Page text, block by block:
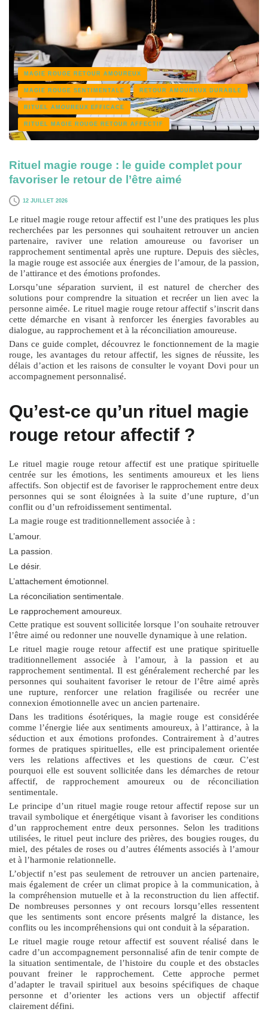
MAGIE ROUGE RETOUR AMOUREUX
MAGIE ROUGE SENTIMENTALE RETOUR AMOUREUX DURABLE
RITUEL AMOUREUX EFFICACE
RITUEL MAGIE ROUGE RETOUR AFFECTIF
Rituel magie rouge : le guide complet pour
favoriser le retour de l’être aimé
12 JUILLET 2026
Lerituel magie rouge retour affectif est l’une des pratiques les plus
recherchées par les personnes qui souhaitent retrouver un ancien
partenaire, raviver une relation amoureuse ou favoriser un
rapprochement sentimental après une rupture. Depuis des siècles,
la magie rouge est associée aux énergies de l’amour, de la passion,
de l’attirance et des émotions profondes.
Lorsqu’une séparation survient, il est naturel de chercher des
solutions pour comprendre la situation et recréer un lien avec la
personne aimée. Le rituel magie rouge retour affectif s’inscrit dans
cette démarche en visant à renforcer les énergies favorables au
dialogue, au rapprochement et à la réconciliation amoureuse.
Dans ce guide complet, découvrez le fonctionnement de la magie
rouge, les avantages du retour affectif, les signes de réussite, les
délais d’action et les raisons de consulter le voyant Dovi pour un
accompagnement personnalisé.
Qu’est-ce qu’un rituel magie
rouge retour affectif ?
Le rituel magie rouge retour affectif est une pratique spirituelle
centrée sur les émotions, les sentiments amoureux et les liens
affectifs. Son objectif est de favoriser le rapprochement entre deux
personnes qui se sont éloignées à la suite d’une rupture, d’un
conflit ou d’un refroidissement sentimental.
La magie rouge est traditionnellement associée à :
L’amour.
La passion.
Le désir.
L’attachement émotionnel.
La réconciliation sentimentale.
Le rapprochement amoureux.
Cette pratique est souvent sollicitée lorsque l’on souhaite retrouver
l’être aimé ou redonner une nouvelle dynamique à une relation.
Le rituel magie rouge retour affectif est une pratique spirituelle
traditionnellement associée à l’amour, à la passion et au
rapprochement sentimental. Il est généralement recherché par les
personnes qui souhaitent favoriser le retour de l’être aimé après
une rupture, renforcer une relation fragilisée ou recréer une
connexion émotionnelle avec un ancien partenaire.
Dans les traditions ésotériques, la magie rouge est considérée
comme l’énergie liée aux sentiments amoureux, à l’attirance, à la
séduction et aux émotions profondes. Contrairement à d’autres
formes de pratiques spirituelles, elle est principalement orientée
vers les relations affectives et les questions de cœur. C’est
pourquoi elle est souvent sollicitée dans les démarches de retour
affectif, de rapprochement amoureux ou de réconciliation
sentimentale.
Le principe d’un rituel magie rouge retour affectif repose sur un
travail symbolique et énergétique visant à favoriser les conditions
d’un rapprochement entre deux personnes. Selon les traditions
utilisées, le rituel peut inclure des prières, des bougies rouges, du
miel, des pétales de roses ou d’autres éléments associés à l’amour
et à l’harmonie relationnelle.
L’objectif n’est pas seulement de retrouver un ancien partenaire,
mais également de créer un climat propice à la communication, à
la compréhension mutuelle et à la reconstruction du lien affectif.
De nombreuses personnes y ont recours lorsqu’elles ressentent
que les sentiments sont encore présents malgré la distance, les
conflits ou les incompréhensions qui ont conduit à la séparation.
Le rituel magie rouge retour affectifest souvent réalisé dans le
cadre d’un accompagnement personnalisé afin de tenir compte de
la situation sentimentale, de l’histoire du couple et des obstacles
pouvant freiner le rapprochement. Cette approche permet
d’adapter le travail spirituel aux besoins spécifiques de chaque
personne et d’orienter les actions vers un objectif affectif
clairement défini.